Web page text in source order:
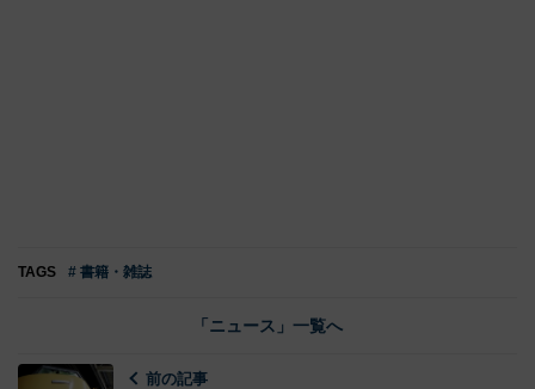
TAGS # 書籍・雑誌
「ニュース」一覧へ
前の記事